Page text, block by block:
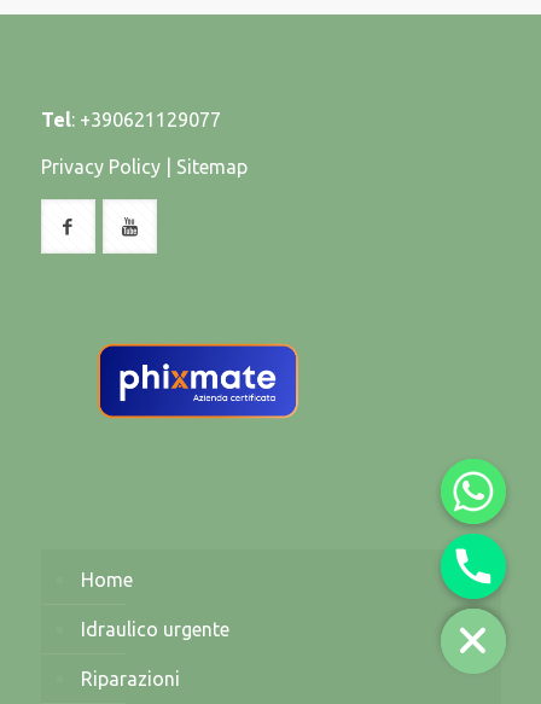
Tel: +390621129077
Privacy Policy| Sitemap
Home
Idraulico urgente
Riparazioni